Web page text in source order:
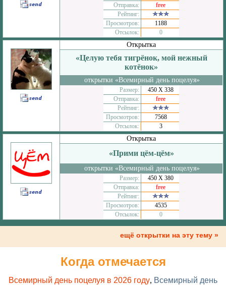
Отправка:
free
Рейтинг:
Просмотров:
1188
Отсылок:
0
Открытка
«Целую тебя тигрёнок, мой нежный
котёнок»
открытки «Всемирный день поцелуя»
Размер:
450 Х 338
Отправка:
free
Рейтинг:
Просмотров:
7568
Отсылок:
3
Открытка
«Прими цём-цём»
открытки «Всемирный день поцелуя»
Размер:
450 Х 380
Отправка:
free
Рейтинг:
Просмотров:
4535
Отсылок:
0
ещё открытки на эту тему »
Когда отмечается
Всемирный день поцелуя в 2026 году, Всемирный день